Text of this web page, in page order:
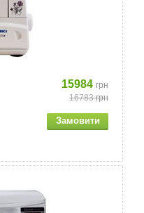
15984 грн
16783грн